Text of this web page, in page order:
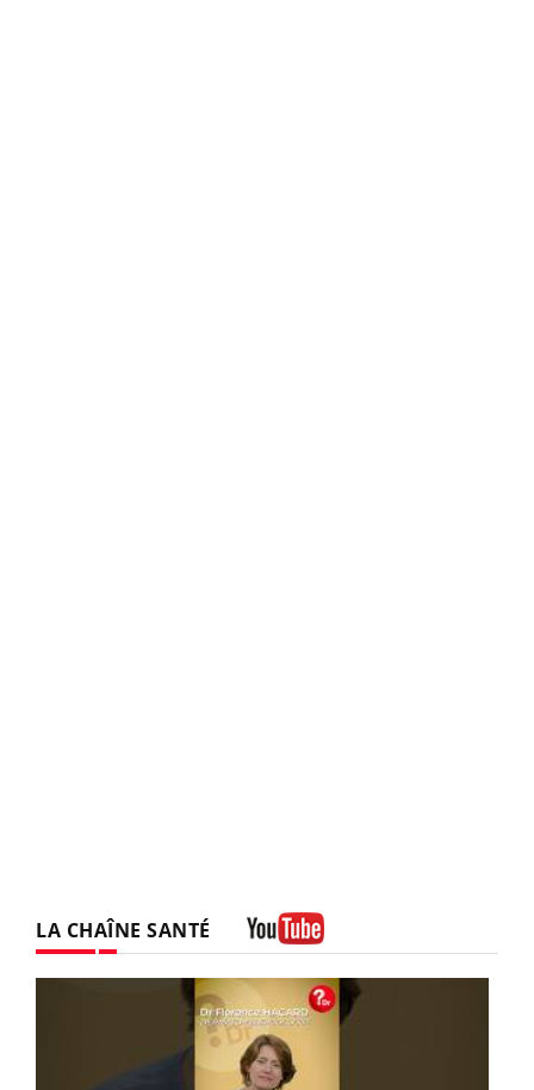
LA CHAÎNE SANTÉ